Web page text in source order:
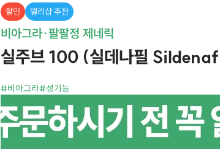
할인 델리샵 추천
비아그라·팔팔정 제네릭
실주브 100 (실데나필
#비아그라#성기능